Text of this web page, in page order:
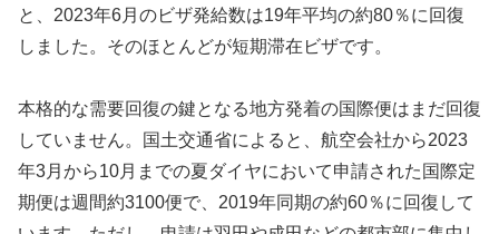
と、2023年6月のビザ発給数は19年平均の約80％に回復
しました。そのほとんどが短期滞在ビザです。
本格的な需要回復の鍵となる地方発着の国際便はまだ回復
していません。国土交通省によると、航空会社から2023
年3月から10月までの夏ダイヤにおいて申請された国際定
期便は週間約3100便で、2019年同期の約60％に回復して